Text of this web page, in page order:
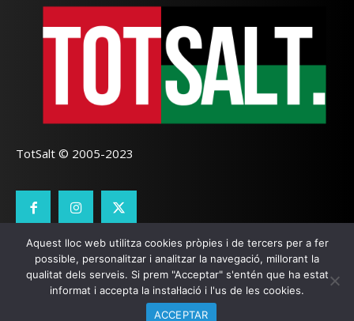
TotSalt © 2005-2023
CONTACTE TOTSALT AVÍS LEGAL GALETES
SEO LOCALI PÀGINES WEB GIRONA ZOOOMWEB
Aquest lloc web utilitza cookies pròpies i de tercers per a fer
possible, personalitzar i analitzar la navegació, millorant la
qualitat dels serveis. Si prem "Acceptar" s'entén que ha estat
informat i accepta la instal·lació i l'us de les cookies.
ACCEPTAR